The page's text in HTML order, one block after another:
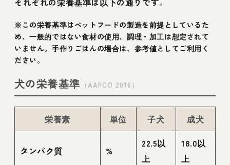
※この栄養基準はペットフードの製造を前提としているた
め、一般的ではない食材の使用、調理・加工は想定されて
いません。手作りごはんの場合は、参考値としてご利用く
ださい。
犬の栄養基準 （AAFCO 2016）
栄養素 単位 子犬 成犬
タンパク質 %
22.5以
上
18.0以
上